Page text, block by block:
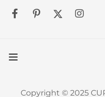
Copyright © 2025